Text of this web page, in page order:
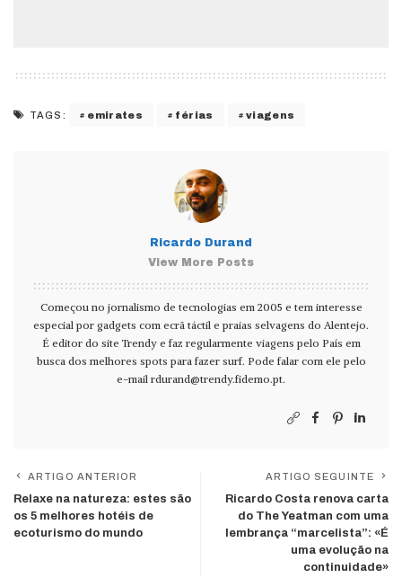
TAGS: emirates férias viagens
Ricardo Durand
View More Posts
Começou no jornalismo de tecnologias em 2005 e tem interesse
especial por gadgets com ecrã táctil e praias selvagens do Alentejo.
É editor do site Trendy e faz regularmente viagens pelo País em
busca dos melhores spots para fazer surf. Pode falar com ele pelo
e-mail rdurand@trendy.fidemo.pt.
ARTIGO ANTERIOR
Relaxe na natureza: estes são
os 5 melhores hotéis de
ecoturismo do mundo
ARTIGO SEGUINTE
Ricardo Costa renova carta
do The Yeatman com uma
lembrança “marcelista”: «É
uma evolução na
continuidade»